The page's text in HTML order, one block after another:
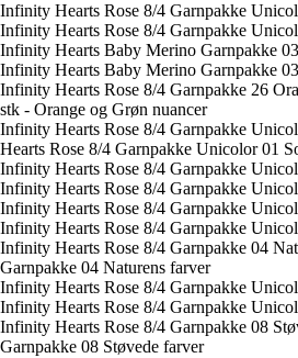
Infinity Hearts Rose 8/4 Garnpakke
Infinity Hearts Rose 8/4 Garnpakke
Infinity Hearts Baby Merino Garnpakke
Infinity Hearts Baby Merino Garnpakke
Infinity Hearts Rose 8/4 Garnpakke 26
stk - Orange og Grøn nuancer
Infinity Hearts Rose 8/4 Garnpakke
Hearts Rose 8/4 Garnpakke Unicolor 01
Infinity Hearts Rose 8/4 Garnpakke
Infinity Hearts Rose 8/4 Garnpakke
Infinity Hearts Rose 8/4 Garnpakke
Infinity Hearts Rose 8/4 Garnpakke
Infinity Hearts Rose 8/4 Garnpakke 04
Garnpakke 04 Naturens farver
Infinity Hearts Rose 8/4 Garnpakke
Infinity Hearts Rose 8/4 Garnpakke
Infinity Hearts Rose 8/4 Garnpakke 08
Garnpakke 08 Støvede farver